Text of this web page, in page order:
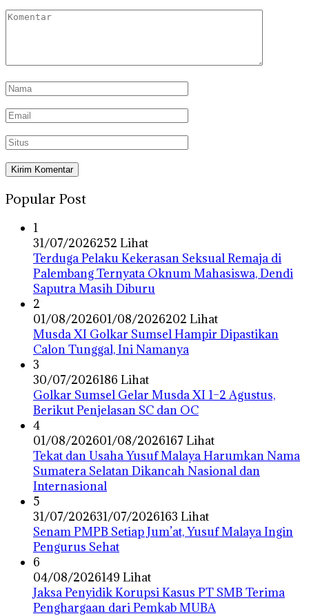
Popular Post
1
31/07/2026252 Lihat
Terduga Pelaku Kekerasan Seksual Remaja di
Palembang Ternyata Oknum Mahasiswa, Dendi
Saputra Masih Diburu
2
01/08/202601/08/2026202 Lihat
Musda XI Golkar Sumsel Hampir Dipastikan
Calon Tunggal, Ini Namanya
3
30/07/2026186 Lihat
Golkar Sumsel Gelar Musda XI 1–2 Agustus,
Berikut Penjelasan SC dan OC
4
01/08/202601/08/2026167 Lihat
Tekat dan Usaha Yusuf Malaya Harumkan Nama
Sumatera Selatan Dikancah Nasional dan
Internasional
5
31/07/202631/07/2026163 Lihat
Senam PMPB Setiap Jum’at, Yusuf Malaya Ingin
Pengurus Sehat
6
04/08/2026149 Lihat
Jaksa Penyidik Korupsi Kasus PT SMB Terima
Penghargaan dari Pemkab MUBA